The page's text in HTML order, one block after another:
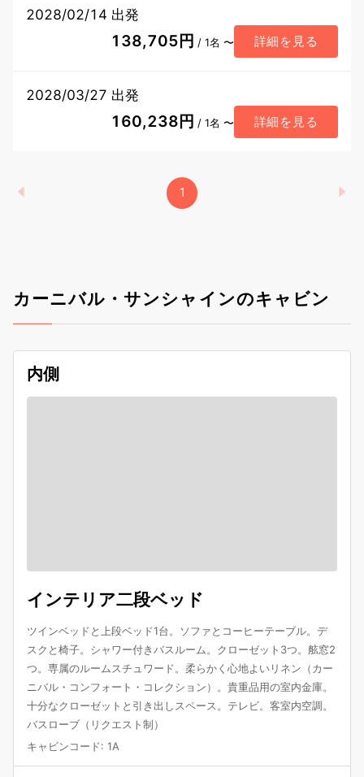
2028/02/14 出発
138,705円 / 1名 〜 詳細を見る
2028/03/27 出発
160,238円 / 1名 〜 詳細を見る
1
カーニバル・サンシャインのキャビン
内側
インテリア二段ベッド
ツインベッドと上段ベッド1台。ソファとコーヒーテーブル。デ
スクと椅子。シャワー付きバスルーム。クローゼット3つ。舷窓2
つ。専属のルームスチュワード。柔らかく心地よいリネン（カー
ニバル・コンフォート・コレクション）。貴重品用の室内金庫。
十分なクローゼットと引き出しスペース。テレビ。客室内空調。
バスローブ（リクエスト制）
キャビンコード: 1A